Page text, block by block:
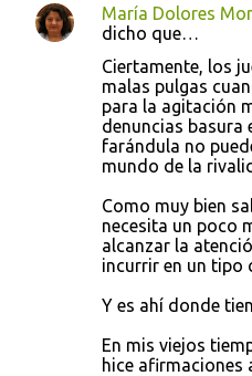
María Dolores
dicho que…
Ciertamente, los
malas pulgas
para la agitación
denuncias basura
farándula no
mundo de la
Como muy bien
necesita un poco
alcanzar la
incurrir en un tipo
Y es ahí donde
En mis viejos
hice afirmaciones